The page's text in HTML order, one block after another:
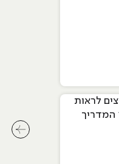
לראות
המדריך
לחץ